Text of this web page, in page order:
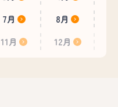
7月
8月
11月 12月